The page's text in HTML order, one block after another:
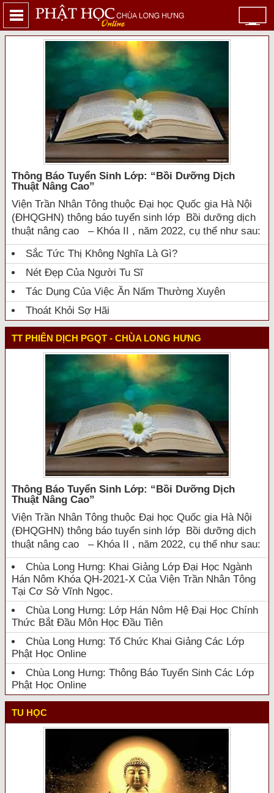
Thông Báo Tuyển Sinh Lớp: “bồi Dưỡng Dịch
Thuật Nâng Cao”
Viện Trần Nhân Tông thuộc Đại học Quốc gia Hà Nội
(ĐHQGHN) thông báo tuyển sinh lớp Bồi dưỡng dịch
thuật nâng cao – Khóa II , năm 2022, cụ thể như sau:
Sắc Tức Thị Không Nghĩa Là Gì?
Nét Đẹp Của Người Tu Sĩ
Tác Dụng Của Việc Ăn Nấm Thường Xuyên
Thoát Khỏi Sợ Hãi
TT PHIÊN DỊCH PGQT - CHÙA LONG HƯNG
Thông Báo Tuyển Sinh Lớp: “bồi Dưỡng Dịch
Thuật Nâng Cao”
Viện Trần Nhân Tông thuộc Đại học Quốc gia Hà Nội
(ĐHQGHN) thông báo tuyển sinh lớp Bồi dưỡng dịch
thuật nâng cao – Khóa II , năm 2022, cụ thể như sau:
Chùa Long Hưng: Khai Giảng Lớp Đại Học Ngành
Hán Nôm Khóa QH-2021-X Của Viện Trần Nhân Tông
Tại Cơ Sở Vĩnh Ngọc.
Chùa Long Hưng: Lớp Hán Nôm Hệ Đại Học Chính
Thức Bắt Đầu Môn Học Đầu Tiên
Chùa Long Hưng: Tổ Chức Khai Giảng Các Lớp
Phật Học Online
Chùa Long Hưng: Thông Báo Tuyển Sinh Các Lớp
Phật Học Online
TU HỌC